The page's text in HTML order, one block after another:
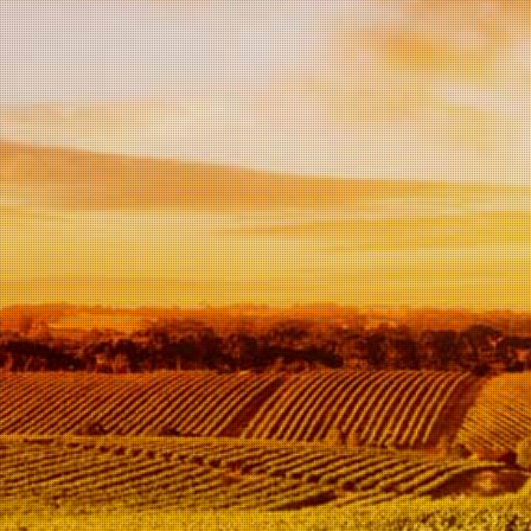
In
winkelwagen
Topper!!!
Zacht smakelijke, zoete en
fruitige wijn afkomstig van
Müller-Thürgau en Kerner
druif uit de Honigberg in
de achterlanden van de
Moezel. De zuren zijn tot
het minimum beperkt. Het
is een frisse en geurige